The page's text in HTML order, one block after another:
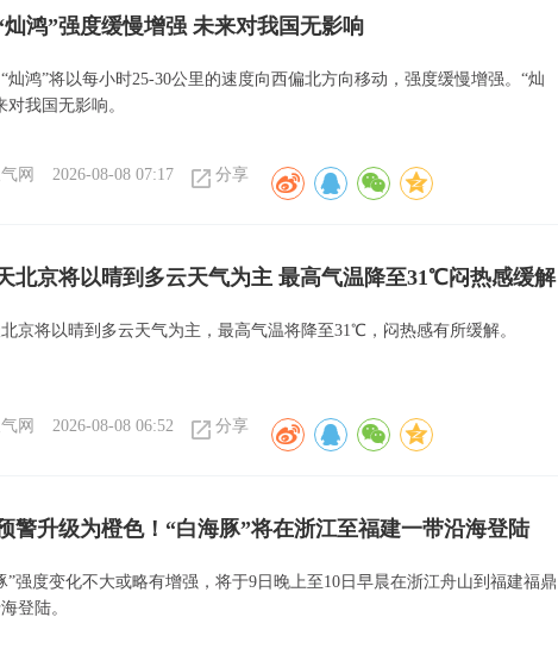
灿鸿”强度缓慢增强 未来对我国无影响
灿鸿”将以每小时25-30公里的速度向西偏北方向移动，强度缓慢增强。“灿
对我国无影响。
网 2026-08-08 07:17 分享
北京将以晴到多云天气为主 最高气温降至31℃闷热感缓解
京将以晴到多云天气为主，最高气温将降至31℃，闷热感有所缓解。
网 2026-08-08 06:52 分享
警升级为橙色！“白海豚”将在浙江至福建一带沿海登陆
”强度变化不大或略有增强，将于9日晚上至10日早晨在浙江舟山到福建福鼎
登陆。